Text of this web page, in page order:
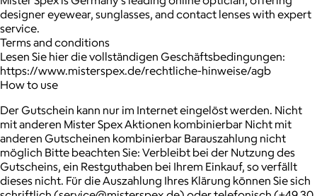
designer eyewear, sunglasses, and contact lenses with expert
service.
Terms and conditions
Lesen Sie hier die vollständigen Geschäftsbedingungen:
https://www.misterspex.de/rechtliche-hinweise/agb
How to use
Der Gutschein kann nur im Internet eingelöst werden. Nicht
mit anderen Mister Spex Aktionen kombinierbar Nicht mit
anderen Gutscheinen kombinierbar Barauszahlung nicht
möglich Bitte beachten Sie: Verbleibt bei der Nutzung des
Gutscheins, ein Restguthaben bei Ihrem Einkauf, so verfällt
dieses nicht. Für die Auszahlung Ihres Klärung können Sie sich